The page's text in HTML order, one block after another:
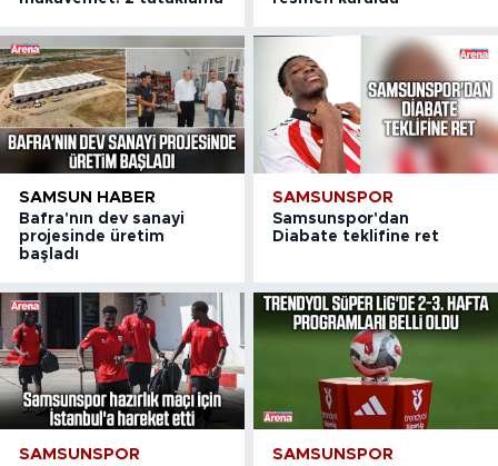
SAMSUN HABER
Bafra'nın dev sanayi
projesinde üretim
başladı
SAMSUNSPOR
Samsunspor'dan
Diabate teklifine ret
SAMSUNSPOR SAMSUNSPOR